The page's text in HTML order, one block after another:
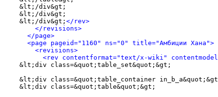
    &lt;/div&gt;
    &lt;/div&gt;
    &lt;/div&gt;
</rev>
</revisions>
</page>
<page pageid="1160" ns="0" title="Амбиции Хана">
<revisions>
<rev contentformat="text/x-wiki"
    &lt;div class=&quot;table_set&quot;&gt;
&lt;div class=&quot;table_container
    &lt;div class=&quot;table&quot;&gt;